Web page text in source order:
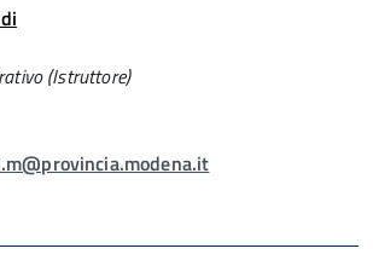
(Istruttore)